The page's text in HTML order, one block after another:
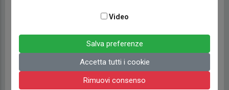
Video
Salva preferenze
Accetta tutti i cookie
Rimuovi consenso